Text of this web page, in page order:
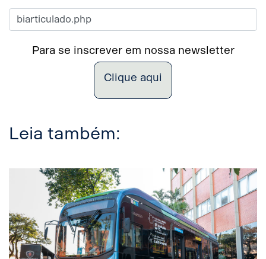
Para se inscrever em nossa newsletter
Clique aqui
Leia também: